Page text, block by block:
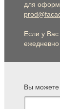
для
Если у
ежедневно
Вы можете